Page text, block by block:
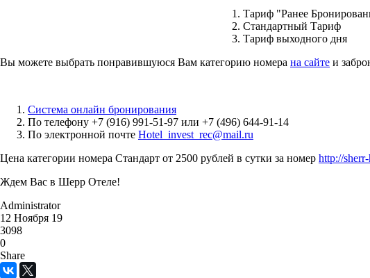
Тариф "Ранее
Стандартный Тариф
Тариф выходного дня
Вы можете выбрать понравившуюся Вам категорию номера на сайте и
Система онлайн бронирования
По телефону +7 (916) 991-51-97 или +7 (496) 644-91-14
По электронной почте Hotel_invest_rec@mail.ru
Цена категории номера Стандарт от 2500 рублей в сутки за номер http://
Ждем Вас в Шерр Отеле!
Administrator
12 Ноября 19
3098
0
Share